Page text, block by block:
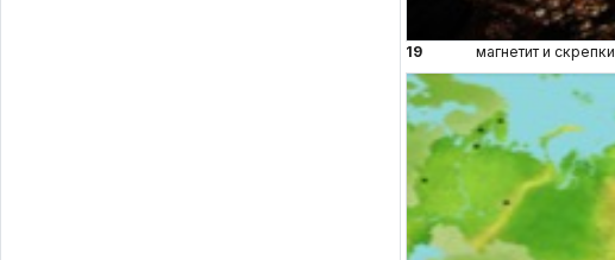
19 магнетит и скрепки